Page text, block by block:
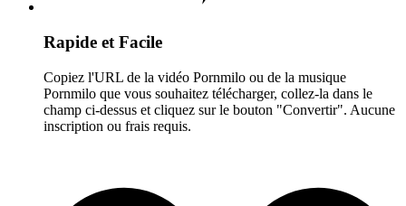
Rapide et Facile
Copiez l'URL de la vidéo Pornmilo ou de la musique
Pornmilo que vous souhaitez télécharger, collez-la dans le
champ ci-dessus et cliquez sur le bouton "Convertir". Aucune
inscription ou frais requis.